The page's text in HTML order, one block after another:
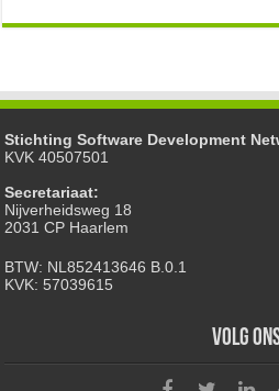
Stichting Software Development
KVK 40507501
Secretariaat:
Nijverheidsweg 18
2031 CP Haarlem
BTW: NL852413646 B.0.1
KVK: 57039615
Volg